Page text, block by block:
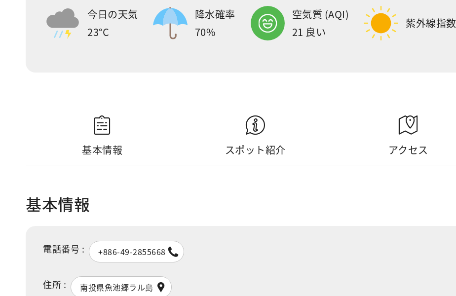
今日の天気
23°C
降水確率
70%
空気質 (AQI)
21 良い
紫外線指数
基本情報 スポット紹介 アクセス
基本情報
電話番号 : +886-49-2855668
住所 : 南投県魚池郷ラル島